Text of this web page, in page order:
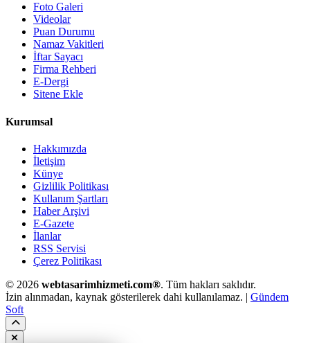
Foto Galeri
Videolar
Puan Durumu
Namaz Vakitleri
İftar Sayacı
Firma Rehberi
E-Dergi
Sitene Ekle
Kurumsal
Hakkımızda
İletişim
Künye
Gizlilik Politikası
Kullanım Şartları
Haber Arşivi
E-Gazete
İlanlar
RSS Servisi
Çerez Politikası
© 2026 webtasarimhizmeti.com®. Tüm hakları saklıdır.
İzin alınmadan, kaynak gösterilerek dahi kullanılamaz. | Gündem
Soft